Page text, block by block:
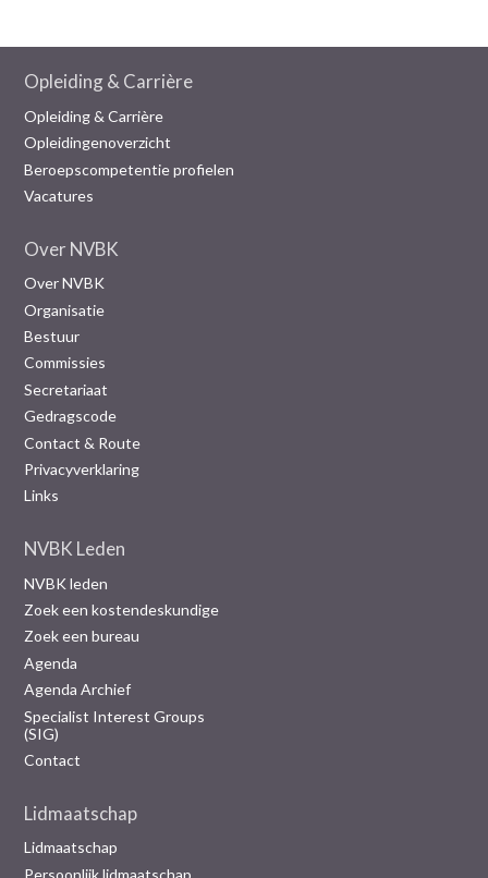
Opleiding & Carrière
Opleiding & Carrière
Opleidingenoverzicht
Beroepscompetentie profielen
Vacatures
Over NVBK
Over NVBK
Organisatie
Bestuur
Commissies
Secretariaat
Gedragscode
Contact & Route
Privacyverklaring
Links
NVBK Leden
NVBK leden
Zoek een kostendeskundige
Zoek een bureau
Agenda
Agenda Archief
Specialist Interest Groups
(SIG)
Contact
Lidmaatschap
Lidmaatschap
Persoonlijk lidmaatschap